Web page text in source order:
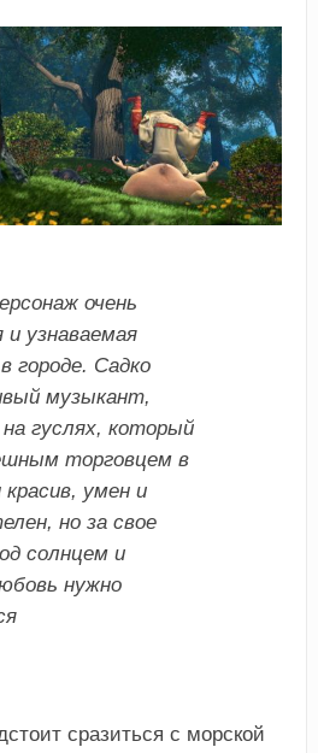
очень
и узнаваемая
городе. Садко
музыкант,
гуслях, который
торговцем в
красив, умен и
но за свое
солнцем и
нужно
сразиться с морской